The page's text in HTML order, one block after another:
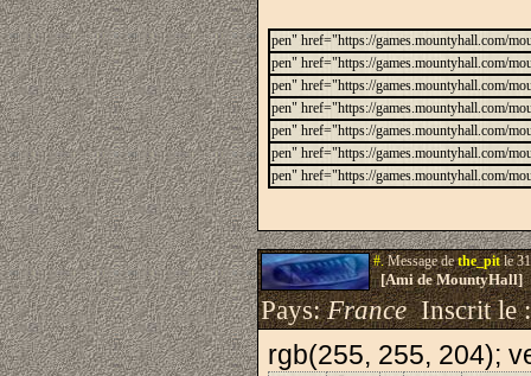
pen" href="https://games.mountyhall.com/
pen" href="https://games.mountyhall.com/
pen" href="https://games.mountyhall.com/
pen" href="https://games.mountyhall.com/
pen" href="https://games.mountyhall.com/
pen" href="https://games.mountyhall.com/
pen" href="https://games.mountyhall.com/
#.Message dethe_pitle
[Ami de MountyHall]
Pays:FranceInscrit le
rgb(255, 255, 204);